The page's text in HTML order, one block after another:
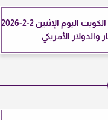
سعر الذهب في الكويت اليوم الإثنين 2-2-2026
والدولار الأمريكي